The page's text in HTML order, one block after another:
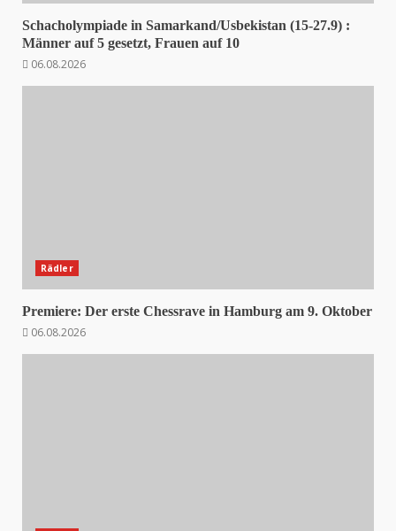
Schacholympiade in Samarkand/Usbekistan (15-27.9) :
Männer auf 5 gesetzt, Frauen auf 10
06.08.2026
Rädler
Premiere: Der erste Chessrave in Hamburg am 9. Oktober
06.08.2026